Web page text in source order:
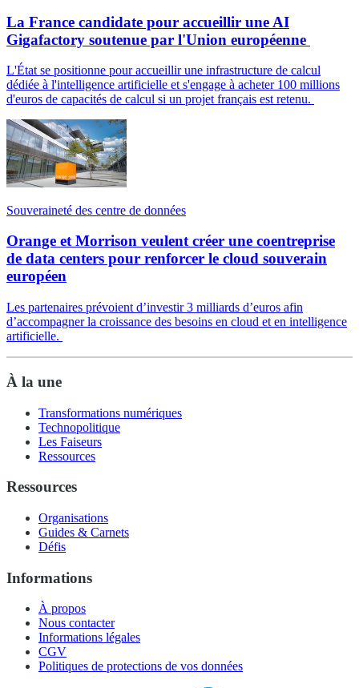
La France candidate pour accueillir une AI
Gigafactory soutenue par l'Union européenne
L'État se positionne pour accueillir une infrastructure de calcul
dédiée à l'intelligence artificielle et s'engage à acheter 100 millions
d'euros de capacités de calcul si un projet français est retenu.
Souveraineté des centre de données
Orange et Morrison veulent créer une coentreprise
de data centers pour renforcer le cloud souverain
européen
Les partenaires prévoient d’investir 3 milliards d’euros afin
d’accompagner la croissance des besoins en cloud et en intelligence
artificielle.
À la une
Transformations numériques
Technopolitique
Les Faiseurs
Ressources
Ressources
Organisations
Guides & Carnets
Défis
Informations
À propos
Nous contacter
Informations légales
CGV
Politiques de protections de vos données